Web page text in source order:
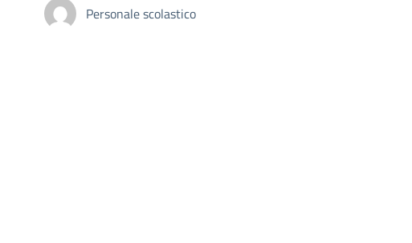
Personale scolastico